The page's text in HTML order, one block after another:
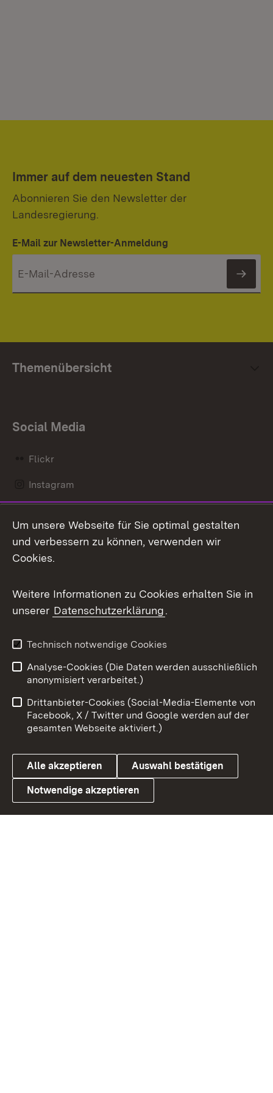
Immer auf dem neuesten Stand
Abonnieren Sie den Newsletter der
Landesregierung.
E-Mail zur Newsletter-Anmeldung
Themenübersicht
Social Media
Flickr
Instagram
Mastodon
Messenger
Social Wall
X / Twitter
Youtube
Link zum Landesportal
Benutzungshinweise
Barrierefreiheit
Datenschutz
Cookies
Um unsere Webseite für Sie optimal gestalten
und verbessern zu können, verwenden wir
Cookies.
Weitere Informationen zu Cookies erhalten Sie in
unserer Datenschutzerklärung.
Technisch notwendige Cookies
Analyse-Cookies (Die Daten werden ausschließlich
anonymisiert verarbeitet.)
Drittanbieter-Cookies (Social-Media-Elemente von
Facebook, X / Twitter und Google werden auf der
gesamten Webseite aktiviert.)
Alle akzeptieren Auswahl bestätigen
Notwendige akzeptieren